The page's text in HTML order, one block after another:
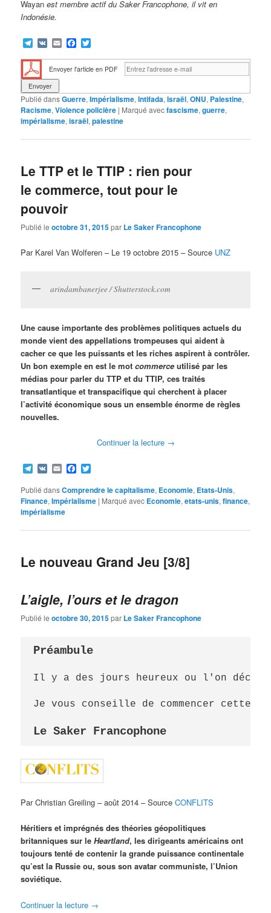
Wayanest membre actif du Saker Francophone, il vit en
Indonésie.
Telegram
VK EmailFacebook
Envoyer l'article en PDF
Publié dansGuerre,Impérialisme,Intifada,Israël,ONU, Palestine,
Racisme,Violence policière | Marqué avecfascisme,guerre,
impérialisme,israël,palestine
Le TTP et le TTIP : rien pour
le commerce, tout pour le
pouvoir
Publié leoctobre 31, 2015par Le Saker Francophone
Par Karel Van Wolferen – Le 19 octobre 2015 – Source UNZ
arindambanerjee / Shutterstock.com
Une cause importante des problèmes politiques actuels du
monde vient des appellations trompeuses qui aident à
cacher ce que les puissants et les riches aspirent à contrôler.
Un bon exemple en est le motcommerce utilisé par les
médias pour parler du TTP et du TTIP, ces traités
transatlantique et transpacifique qui cherchent à placer
l’activité économique sous un ensemble énorme de règles
nouvelles.
Continuer la lecture →
Telegram
VK EmailFacebook
Publié dansComprendre le capitalisme, Economie, Etats-Unis,
Finance,Impérialisme | Marqué avec Economie,etats-unis,finance,
impérialisme
Le nouveau Grand Jeu [3/8]
L’aigle, l’ours et le dragon
Publié leoctobre 30, 2015par Le Saker Francophone
Préambule
Il y a des jours heureux ou l'on
Je vous conseille de commencer
Le Saker Francophone
Par Christian Greiling – août 2014 – SourceCONFLITS
Héritiers et imprégnés des théories géopolitiques
britanniques sur leHeartland, les dirigeants américains ont
toujours tenté de contenir la grande puissance continentale
qu’est la Russie ou, sous son avatar communiste, l’Union
soviétique.
Continuer la lecture →